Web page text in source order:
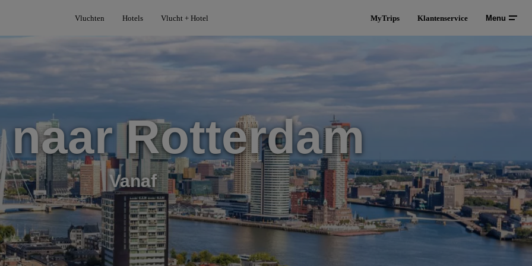
Vluchten Hotels Vlucht + Hotel MyTrips Klantenservice Menu
naar Rotterdam
Vanaf